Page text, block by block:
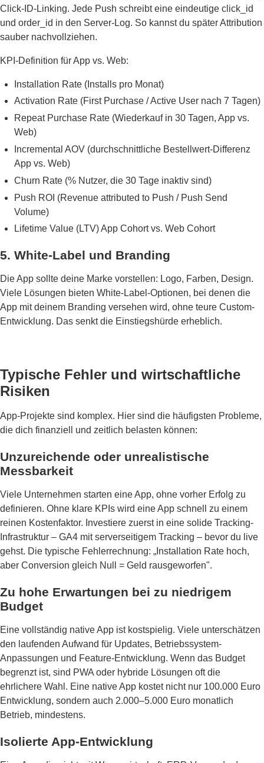
Click-ID-Linking. Jede Push schreibt eine eindeutige click_id
und order_id in den Server-Log. So kannst du später Attribution
sauber nachvollziehen.
KPI-Definition für App vs. Web:
Installation Rate (Installs pro Monat)
Activation Rate (First Purchase / Active User nach 7 Tagen)
Repeat Purchase Rate (Wiederkauf in 30 Tagen, App vs.
Web)
Incremental AOV (durchschnittliche Bestellwert-Differenz
App vs. Web)
Churn Rate (% Nutzer, die 30 Tage inaktiv sind)
Push ROI (Revenue attributed to Push / Push Send
Volume)
Lifetime Value (LTV) App Cohort vs. Web Cohort
5. White-Label und Branding
Die App sollte deine Marke vorstellen: Logo, Farben, Design.
Viele Lösungen bieten White-Label-Optionen, bei denen die
App mit deinem Branding versehen wird, ohne teure Custom-
Entwicklung. Das senkt die Einstiegshürde erheblich.
Typische Fehler und wirtschaftliche
Risiken
App-Projekte sind komplex. Hier sind die häufigsten Probleme,
die dich finanziell und zeitlich belasten können:
Unzureichende oder unrealistische
Messbarkeit
Viele Unternehmen starten eine App, ohne vorher Erfolg zu
definieren. Ohne klare KPIs wird eine App schnell zu einem
reinen Kostenfaktor. Investiere zuerst in eine solide Tracking-
Infrastruktur – GA4 mit serverseitigem Tracking – bevor du live
gehst. Die typische Fehlerrechnung: „Installation Rate hoch,
aber Conversion gleich Null = Geld rausgeworfen".
Zu hohe Erwartungen bei zu niedrigem
Budget
Eine vollständig native App ist kostspielig. Viele unterschätzen
den laufenden Aufwand für Updates, Betriebssystem-
Anpassungen und Feature-Entwicklung. Wenn das Budget
begrenzt ist, sind PWA oder hybride Lösungen oft die
ehrlichere Wahl. Eine native App kostet nicht nur 100.000 Euro
Entwicklung, sondern auch 2.000–5.000 Euro monatlich
Betrieb, mindestens.
Isolierte App-Entwicklung